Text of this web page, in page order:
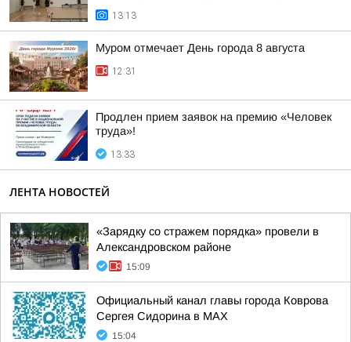
13:13
Муром отмечает День города 8 августа
12:31
Продлен прием заявок на премию «Человек
труда»!
13:33
ЛЕНТА НОВОСТЕЙ
«Зарядку со стражем порядка» провели в
Александровском районе
15:09
Официальный канал главы города Коврова
Сергея Сидорина в МАХ
15:04